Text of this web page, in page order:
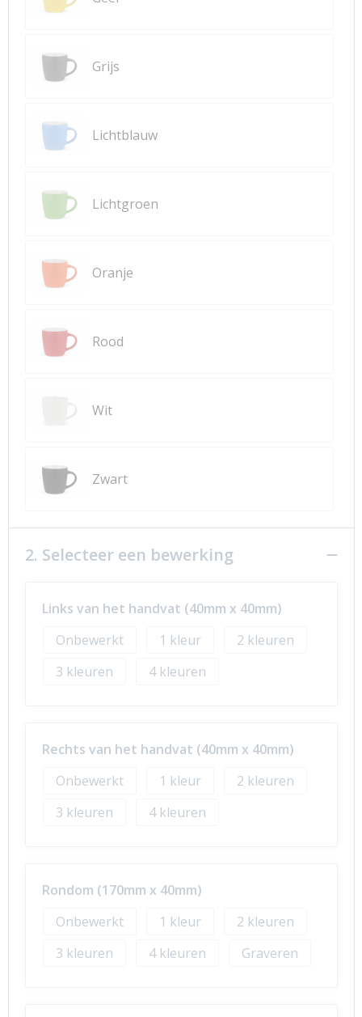
Grijs
Lichtblauw
Lichtgroen
Oranje
Rood
Wit
Zwart
2. Selecteer een bewerking
Links van het handvat (40mm x 40mm)
Onbewerkt
1
2
3
4
Rechts van het handvat (40mm x 40mm)
Onbewerkt
1
2
3
4
Rondom (170mm x 40mm)
Onbewerkt
1
2
3
4 Graveren